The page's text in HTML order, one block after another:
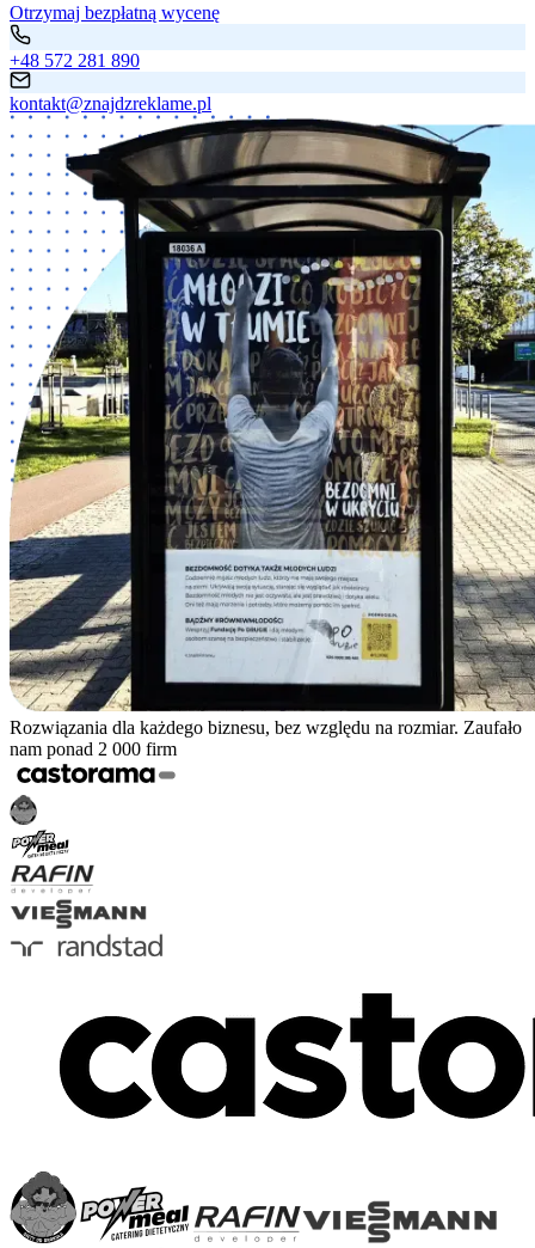
Otrzymaj bezpłatną wycenę
+48 572 281 890
kontakt@znajdzreklame.pl
Rozwiązania dla każdego biznesu, bez względu na rozmiar. Zaufało
nam ponad 2 000 firm